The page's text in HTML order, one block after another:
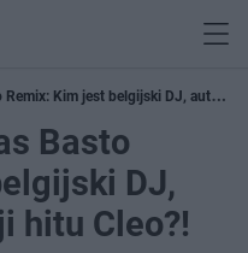
Remix: Kim jest belgijski DJ, autor
Basto
DJ,
hitu Cleo?!